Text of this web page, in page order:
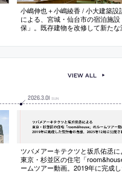
小嶋伸也＋小嶋綾香 / 小大建築設
による、宮城・仙台市の宿泊施設
保」。既存建物を改修して新たな
と風景”に呼応するように、色彩
向。一部の客室では地域の伝説も
2026.3.01 SUN
ツバメアーキテクツと坂爪佑丞に
東京・杉並区の住宅「
ームツアー動画。2019年に完成
VIEW ALL